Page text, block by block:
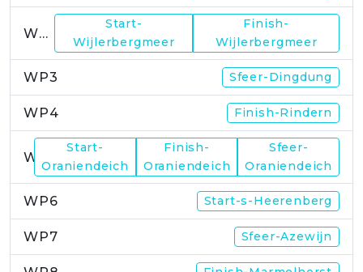
WP2
Start-
Wijlerbergmeer
Finish-
Wijlerbergmeer
WP3 Sfeer-Dingdung
WP4 Finish-Rindern
Start-
Oraniendeich
Finish-
Oraniendeich
Sfeer-
Oraniendeich
WP6 Start-s-Heerenberg
WP7 Sfeer-Azewijn